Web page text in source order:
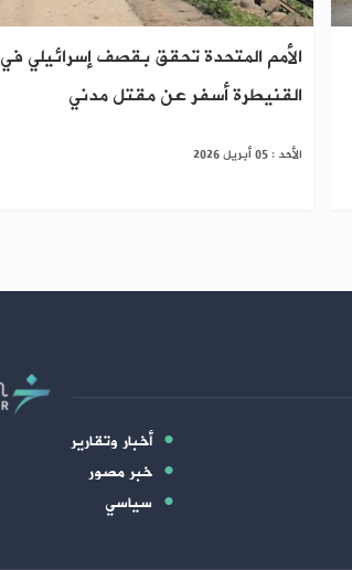
الأمم المتحدة تحقق بقصف إسرائيلي في
القنيطرة أسفر عن مقتل مدني
الأحد : 05 أبريل 2026
أخبار وتقارير
خبر مصور
سياسي